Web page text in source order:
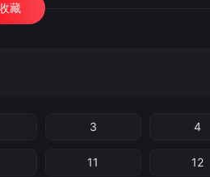
藏
3 4
11 12